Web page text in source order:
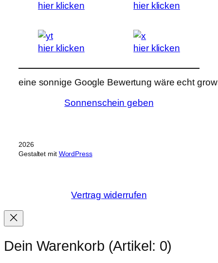
hier klicken hier klicken
hier klicken hier klicken
eine sonnige Google Bewertung wäre echt
Sonnenschein geben
2026
Gestaltet mit WordPress
Vertrag widerrufen
Dein Warenkorb (Artikel: 0)